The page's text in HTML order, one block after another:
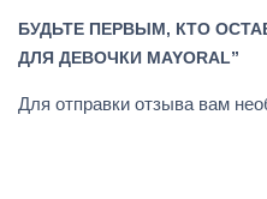
БУДЬТЕ ПЕРВЫМ, КТО
ДЛЯ ДЕВОЧКИ MAYORAL”
Для отправки отзыва вам